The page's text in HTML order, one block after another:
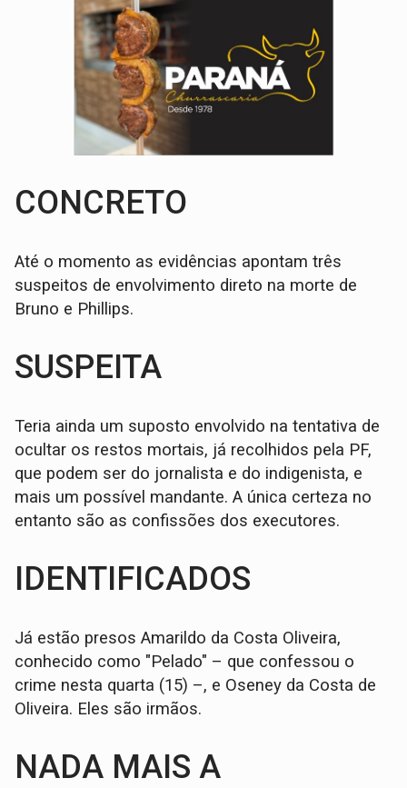
CONCRETO
Até o momento as evidências apontam três
suspeitos de envolvimento direto na morte de
Bruno e Phillips.
SUSPEITA
Teria ainda um suposto envolvido na tentativa de
ocultar os restos mortais, já recolhidos pela PF,
que podem ser do jornalista e do indigenista, e
mais um possível mandante. A única certeza no
entanto são as confissões dos executores.
IDENTIFICADOS
Já estão presos Amarildo da Costa Oliveira,
conhecido como "Pelado" – que confessou o
crime nesta quarta (15) –, e Oseney da Costa de
Oliveira. Eles são irmãos.
NADA MAIS A